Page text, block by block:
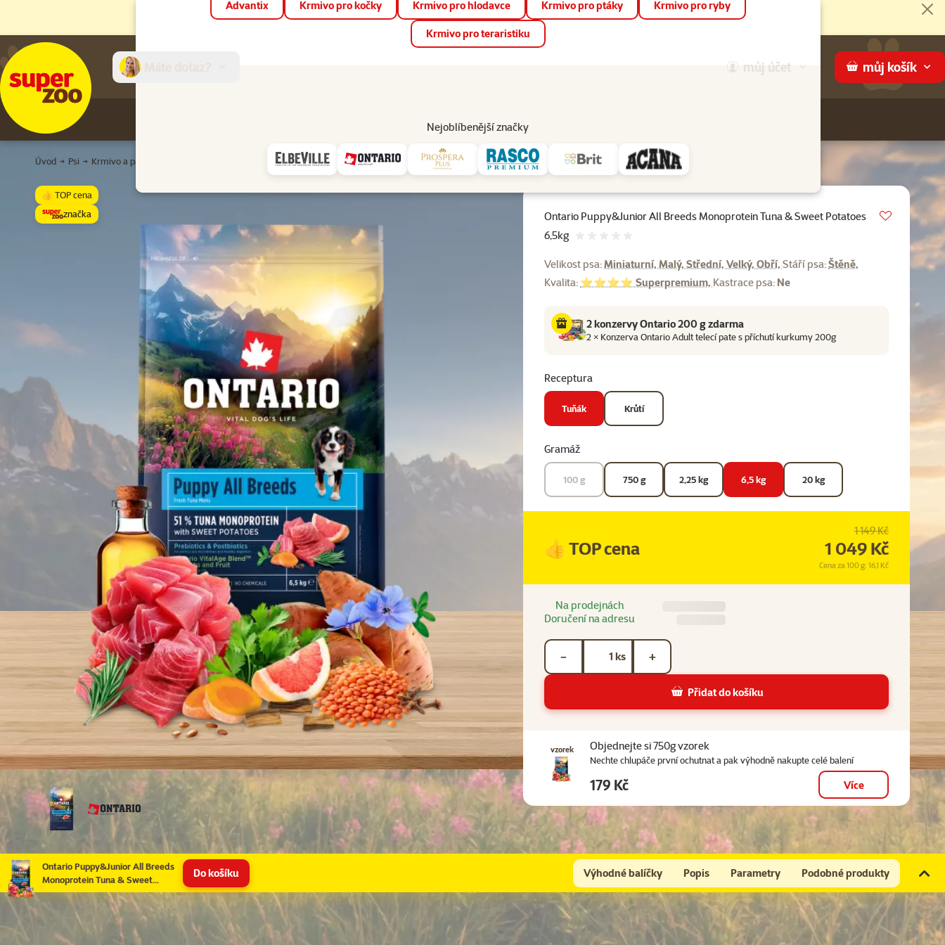
📱 Stáhněte si novou aplikaci Super zoo.Více informací
můj účet můj košík
Advantix Krmivo pro kočky Krmivo pro hlodavce Krmivo pro ptáky Krmivo pro ryby
Krmivo pro teraristiku
Nejoblíbenější značky
Prodejny Služby
Úvod Psi Krmivo a pamlsky Pro štěňata Ontario Puppy&Junior All Breeds Monoprotein Tuna & Sweet Potatoes 6,5kg
Vložit do
Ontario Puppy&Junior All Breeds Monoprotein Tuna & Sweet Potatoes
6,5kg
Velikost psa:Miniaturní, Malý, Střední, Velký, Obří, Stáří psa:Štěně,
Kvalita: ⭐⭐⭐⭐ Superpremium, Kastrace psa: Ne
2 konzervy Ontario 200 g zdarma
2 × Konzerva Ontario Adult telecí pate s příchutí kurkumy 200g
Receptura
Tuňák Krůtí
Gramáž
100 g 750 g 2,25 kg 6,5 kg 20 kg
👍 TOP cena
1 149 Kč
1 049 Kč
Cena za 100 g: 16,1 Kč
Na prodejnách
Doručení na adresu
ks
− +
Přidat do košíku
Související produkty
Objednejte si 750g vzorek
Nechte chlupáče první ochutnat a pak výhodně nakupte celé balení
vzorek
179 Kč Více
👍 TOP cena
značka
Ontario Puppy&Junior All Breeds
Monoprotein Tuna & Sweet
Potatoes 6,5kg
Do košíku Výhodné balíčky Popis Parametry Podobné produkty
Pro kompletní péči doporučujeme přikoupit